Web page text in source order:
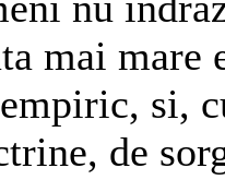
mai mare
si,
de